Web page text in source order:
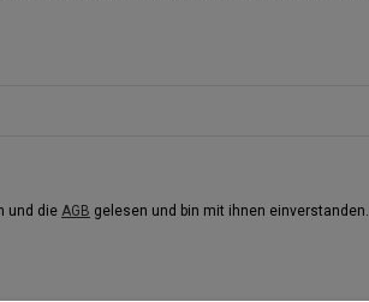
und die AGB gelesen und bin mit ihnen einverstanden.